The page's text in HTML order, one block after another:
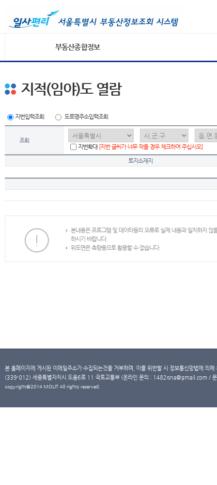
부동산종합정보
지적(임야)도 열람
지번입력조회 도로명주소입력조회
조회
지번확대 [지번 글씨가 너무 작을 경우 체크하여 주십시오]
토지소재지
본내용은 프로그램 및 데이타등의 오류로 실제 내용과 일치하지
하시기 바랍니다.
위도면은 측량용으로 활용할 수 없습니다.
본 홈페이지에 게시된 이메일주소가 수집되는것을 거부하며, 이를 위반할 시 정보통신망법에 의
(339-012) 세종특별자치시 도움6로 11 국토교통부 (온라인 문의 : 1482qna@gmail.com /
copyright@2014 MOLIT All rights reserved.